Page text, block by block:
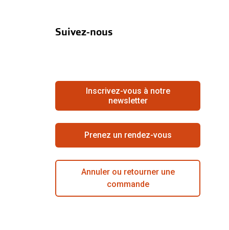
Suivez-nous
Inscrivez-vous à notre
newsletter
Prenez un rendez-vous
Annuler ou retourner une
commande